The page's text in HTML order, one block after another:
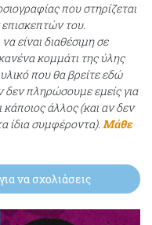
που στηρίζεται
του.
είναι διαθέσιμη σε
κομμάτι της ύλης
που θα βρείτε εδώ
δεν πληρώσουμε εμείς για
άλλος (και αν δεν
ίδια συμφέροντα). Μάθε
να σχολιάσεις